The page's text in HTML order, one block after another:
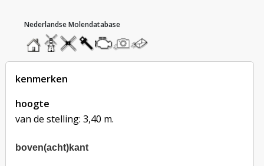
homemolendatabase
roedendatabase
assendatabase
motorendatabase
stuur
een
foto
stuur
een
bericht
kenmerken
hoogte
van de stelling: 3,40 m.
boven(acht)kant